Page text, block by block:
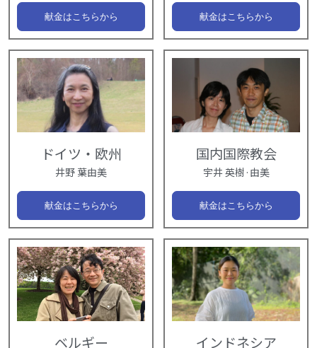
献金はこちらから 献金はこちらから
ドイツ・欧州
井野 葉由美
献金はこちらから
国内国際教会
宇井 英樹·由美
献金はこちらから
ベルギー インドネシア